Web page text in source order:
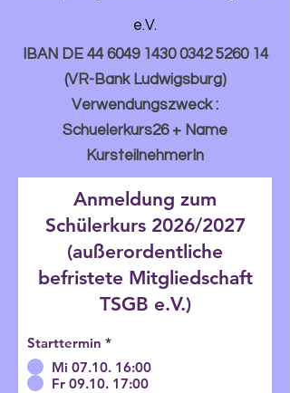
e.V.
IBAN DE 44 6049 1430 03425260 14
(VR-Bank Ludwigsburg)
Verwendungszweck :
Schuelerkurs26 + Name
KursteilnehmerIn
Anmeldung zum
Schülerkurs 2026/2027
(außerordentliche
befristete Mitgliedschaft
TSGB e.V.)
Starttermin *
Mi 07.10. 16:00
Fr 09.10. 17:00